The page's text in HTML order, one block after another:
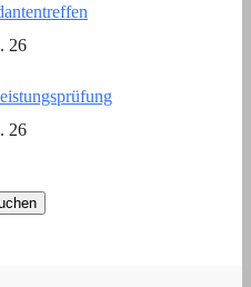
26
26